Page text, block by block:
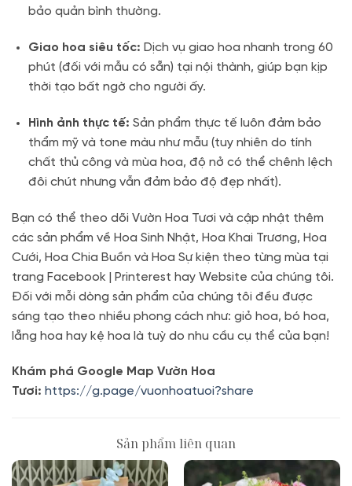
bảo quản bình thường.
Giao hoa siêu tốc: Dịch vụ giao hoa nhanh trong 60
phút (đối với mẫu có sẵn) tại nội thành, giúp bạn kịp
thời tạo bất ngờ cho người ấy.
Hình ảnh thực tế: Sản phẩm thực tế luôn đảm bảo
thẩm mỹ và tone màu như mẫu (tuy nhiên do tính
chất thủ công và mùa hoa, độ nở có thể chênh lệch
đôi chút nhưng vẫn đảm bảo độ đẹp nhất).
Bạn có thể theo dõi Vườn Hoa Tươi và cập nhật thêm
các sản phẩm về Hoa Sinh Nhật, Hoa Khai Trương, Hoa
Cưới, Hoa Chia Buồn và Hoa Sự kiện theo từng mùa tại
trang Facebook | Printerest hay Website của chúng tôi.
Đối với mỗi dòng sản phẩm của chúng tôi đều được
sáng tạo theo nhiều phong cách như: giỏ hoa, bó hoa,
lẵng hoa hay kệ hoa là tuỳ do nhu cầu cụ thể của bạn!
Khám phá Google Map Vườn Hoa
Tươi: https://g.page/vuonhoatuoi?share
Sản phẩm liên quan